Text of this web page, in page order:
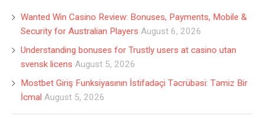
Wanted Win Casino Review: Bonuses, Payments, Mobile &
Security for Australian Players August 6, 2026
Understanding bonuses for Trustly users at casino utan
svensk licens August 5, 2026
Mostbet Giriş Funksiyasının İstifadəçi Təcrübəsi: Təmiz Bir
İcmal August 5, 2026